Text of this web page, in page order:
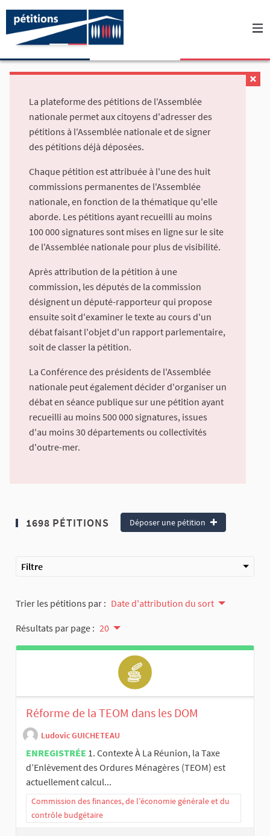
La plateforme des pétitions de l'Assemblée
nationale permet aux citoyens d'adresser des
pétitions à l'Assemblée nationale et de signer
des pétitions déjà déposées.
Chaque pétition est attribuée à l'une des huit
commissions permanentes de l'Assemblée
nationale, en fonction de la thématique qu'elle
aborde. Les pétitions ayant recueilli au moins
100 000 signatures sont mises en ligne sur le site
de l'Assemblée nationale pour plus de visibilité.
Après attribution de la pétition à une
commission, les députés de la commission
désignent un député-rapporteur qui propose
ensuite soit d'examiner le texte au cours d'un
débat faisant l'objet d'un rapport parlementaire,
soit de classer la pétition.
La Conférence des présidents de l'Assemblée
nationale peut également décider d'organiser un
débat en séance publique sur une pétition ayant
recueilli au moins 500 000 signatures, issues
d'au moins 30 départements ou collectivités
d'outre-mer.
1698 PÉTITIONS Déposer une pétition
Filtre
Trier les pétitions par : Date d'attribution du sort
Résultats par page : 20
Réforme de la TEOM dans les DOM
Ludovic GUICHETEAU
ENREGISTRÉE 1. Contexte À La Réunion, la Taxe
d’Enlèvement des Ordures Ménagères (TEOM) est
actuellement calcul...
Commission des finances, de l’économie générale et du
contrôle budgétaire